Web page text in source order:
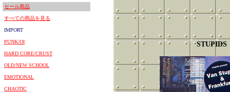
セール商品
すべての商品を見る
IMPORT
PUNK/OI
HARD CORE/CRUST
OLD/NEW SCHOOL
EMOTIONAL
CHAOTIC
STUPIDS